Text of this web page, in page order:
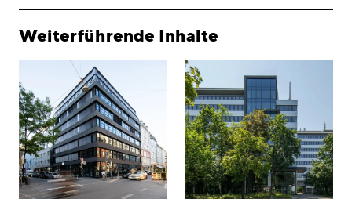
Weiterführende Inhalte